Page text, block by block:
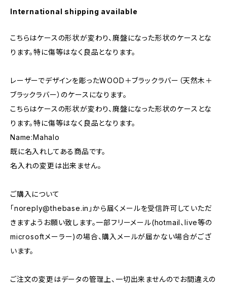
International shipping available
こちらはケースの形状が変わり、廃盤になった形状のケースとな
ります。特に傷等はなく良品となります。
レーザーでデザインを彫ったWOOD＋ブラックラバー（天然木＋
ブラックラバー）のケースになります。
こちらはケースの形状が変わり、廃盤になった形状のケースとな
ります。特に傷等はなく良品となります。
Name:Mahalo
既に名入れしてある商品です。
名入れの変更は出来ません。
ご購入について
「noreply@thebase.in 」から届くメールを受信許可していただ
きますようお願い致します。一部フリーメール(hotmail、live等の
microsoftメーラー)の場合、購入メールが届かない場合がござ
います。
ご注文の変更はデータの管理上、一切出来ませんのでお間違えの